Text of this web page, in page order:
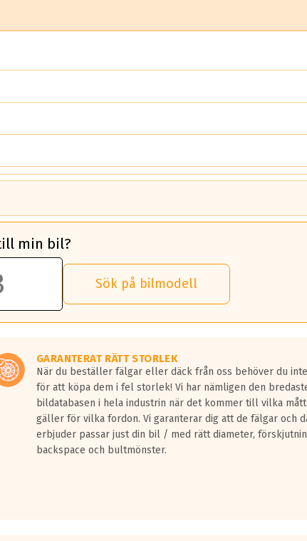
ett klass G däck.
med betyg A gentemot
med svarta vågor
längre tillåtna enligt nya
min bil?
Sök på bilmodell
GARANTERAT RÄTT STORLEK
När du beställer fälgar eller däck från oss behöver du
för att köpa dem i fel storlek! Vi har nämligen den
bildatabasen i hela industrin när det kommer till vilka
gäller för vilka fordon. Vi garanterar dig att de fälgar och
erbjuder passar just din bil / med rätt diameter,
backspace och bultmönster.